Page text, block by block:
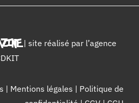
| site réalisé par l’agence
| Mentions légales | Politique de